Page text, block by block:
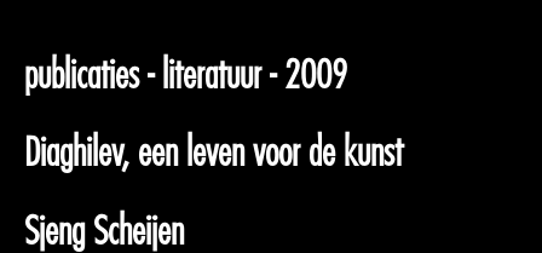
publicaties - literatuur - 2009
Diaghilev, een leven voor de kunst
Sjeng Scheijen